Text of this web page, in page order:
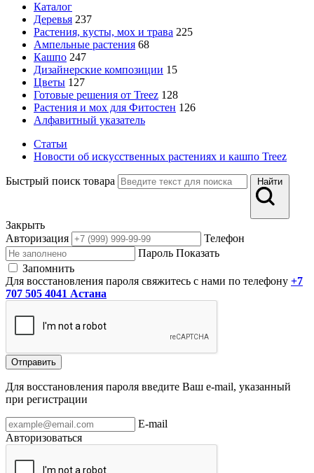
Каталог
Деревья 237
Растения, кусты, мох и трава 225
Ампельные растения 68
Кашпо 247
Дизайнерские композиции 15
Цветы 127
Готовые решения от Treez 128
Растения и мох для Фитостен 126
Алфавитный указатель
Статьи
Новости об искусственных растениях и кашпо Treez
Быстрый поиск товара Найти
Закрыть
Авторизация
Телефон
Пароль Показать
Запомнить
Для восстановления пароля свяжитесь с нами по телефону +7
707 505 4041 Астана
Отправить
Для восстановления пароля введите Ваш e-mail, указанный
при регистрации
E-mail
Авторизоваться